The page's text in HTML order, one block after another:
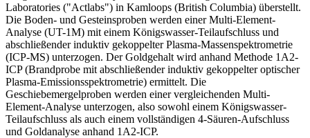
Laboratories ("Actlabs") in Kamloops (British Columbia) überstellt.
Die Boden- und Gesteinsproben werden einer Multi-Element-
Analyse (UT-1M) mit einem Königswasser-Teilaufschluss und
abschließender induktiv gekoppelter Plasma-Massenspektrometrie
(ICP-MS) unterzogen. Der Goldgehalt wird anhand Methode 1A2-
ICP (Brandprobe mit abschließender induktiv gekoppelter optischer
Plasma-Emissionsspektrometrie) ermittelt. Die
Geschiebemergelproben werden einer vergleichenden Multi-
Element-Analyse unterzogen, also sowohl einem Königswasser-
Teilaufschluss als auch einem vollständigen 4-Säuren-Aufschluss
und Goldanalyse anhand 1A2-ICP.